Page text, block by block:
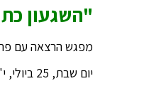
"השגעון
מפגש הרצאה עם
יום שבת, 25 ביולי, י"א באב, שעה 11:00